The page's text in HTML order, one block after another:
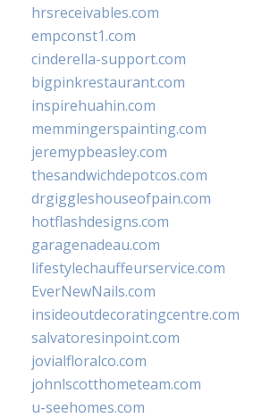
hrsreceivables.com
empconst1.com
cinderella-support.com
bigpinkrestaurant.com
inspirehuahin.com
memmingerspainting.com
jeremypbeasley.com
thesandwichdepotcos.com
drgiggleshouseofpain.com
hotflashdesigns.com
garagenadeau.com
lifestylechauffeurservice.com
EverNewNails.com
insideoutdecoratingcentre.com
salvatoresinpoint.com
jovialfloralco.com
johnlscotthometeam.com
u-seehomes.com